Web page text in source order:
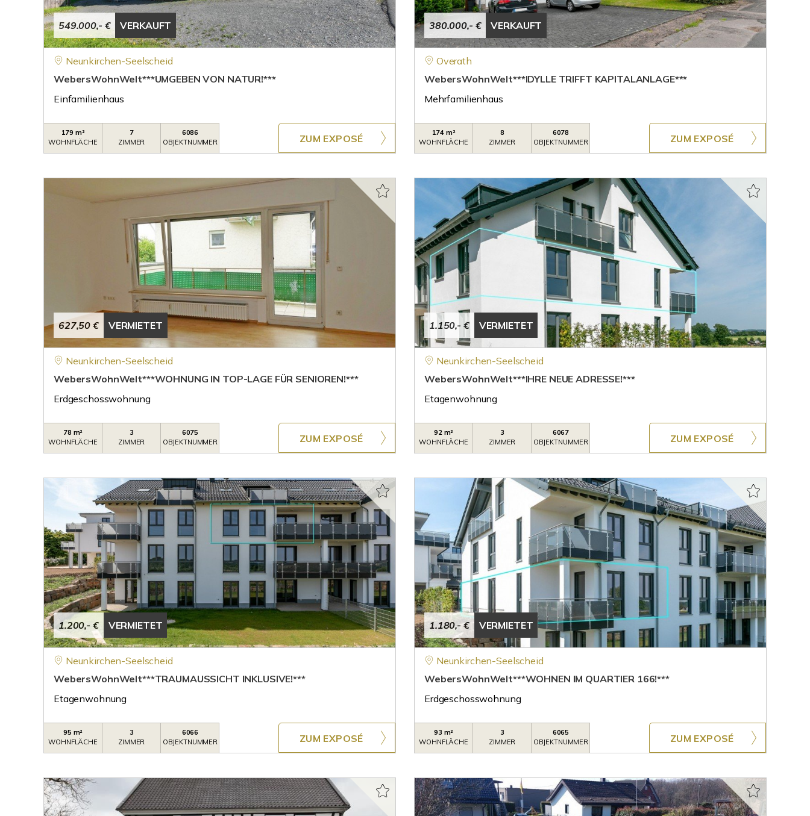
549.000,- € VERKAUFT
Neunkirchen-Seelscheid
WebersWohnWelt***UMGEBEN VON NATUR!***
Einfamilienhaus
179 m²
WOHNFLÄCHE
7
ZIMMER
6086
OBJEKTNUMMER
ZUM EXPOSÉ
380.000,- € VERKAUFT
Overath
WebersWohnWelt***IDYLLE TRIFFT KAPITALANLAGE***
Mehrfamilienhaus
174 m²
WOHNFLÄCHE
8
ZIMMER
6078
OBJEKTNUMMER
ZUM EXPOSÉ
627,50 € VERMIETET
Neunkirchen-Seelscheid
WebersWohnWelt***WOHNUNG IN TOP-LAGE FÜR SENIOREN!***
Erdgeschosswohnung
78 m²
WOHNFLÄCHE
3
ZIMMER
6075
OBJEKTNUMMER
ZUM EXPOSÉ
1.150,- € VERMIETET
Neunkirchen-Seelscheid
WebersWohnWelt***IHRE NEUE ADRESSE!***
Etagenwohnung
92 m²
WOHNFLÄCHE
3
ZIMMER
6067
OBJEKTNUMMER
ZUM EXPOSÉ
1.200,- € VERMIETET
Neunkirchen-Seelscheid
WebersWohnWelt***TRAUMAUSSICHT INKLUSIVE!***
Etagenwohnung
95 m²
WOHNFLÄCHE
3
ZIMMER
6066
OBJEKTNUMMER
ZUM EXPOSÉ
1.180,- € VERMIETET
Neunkirchen-Seelscheid
WebersWohnWelt***WOHNEN IM QUARTIER 166!***
Erdgeschosswohnung
93 m²
WOHNFLÄCHE
3
ZIMMER
6065
OBJEKTNUMMER
ZUM EXPOSÉ